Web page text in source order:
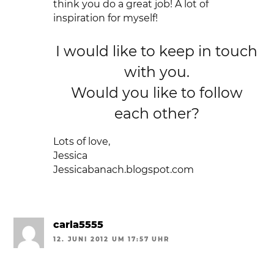
think you do a great job! A lot of
inspiration for myself!
I would like to keep in touch
with you.
Would you like to follow
each other?
Lots of love,
Jessica
Jessicabanach.blogspot.com
carla5555
12. JUNI 2012 UM 17:57 UHR